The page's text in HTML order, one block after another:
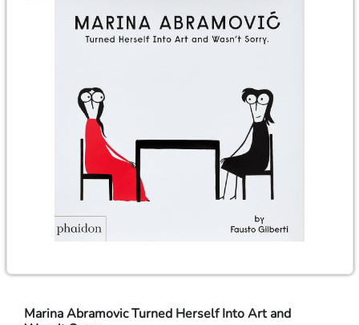
Marina Abramovic Turned Herself Into Art and